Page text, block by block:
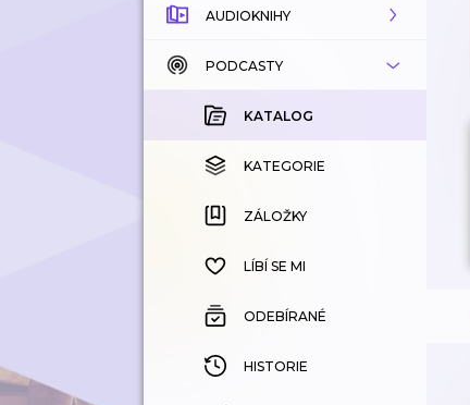
AUDIOKNIHY
KATALOG
KOUPENÉ
KATEGORIE
ZÁLOŽKY
HISTORIE
PODCASTY
KATALOG
KATEGORIE
ZÁLOŽKY
LÍBÍ SE MI
ODEBÍRANÉ
HISTORIE